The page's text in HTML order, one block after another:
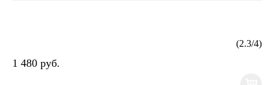
(2.3/4)
1 480 руб.